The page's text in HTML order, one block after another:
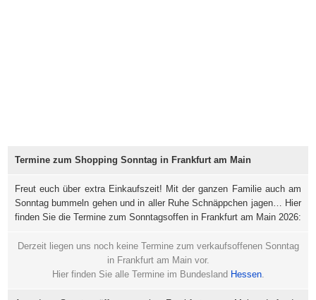
Termine zum Shopping Sonntag in Frankfurt am Main
Freut euch über extra Einkaufszeit! Mit der ganzen Familie auch am
Sonntag bummeln gehen und in aller Ruhe Schnäppchen jagen… Hier
finden Sie die Termine zum Sonntagsoffen in Frankfurt am Main 2026:
Derzeit liegen uns noch keine Termine zum verkaufsoffenen Sonntag
in Frankfurt am Main vor.
Hier finden Sie alle Termine im Bundesland Hessen.